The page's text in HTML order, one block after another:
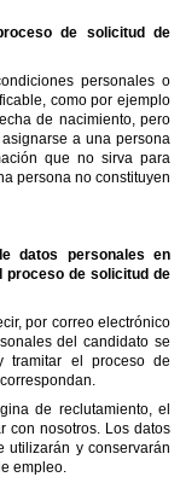
de solicitud de
personales o
como por ejemplo
de nacimiento, pero
a una persona
que no sirva para
persona no constituyen
datos personales en
proceso de solicitud de
por correo electrónico
del candidato se
tramitar el proceso de
de reclutamiento, el
con nosotros. Los datos
utilizarán y conservarán
empleo.